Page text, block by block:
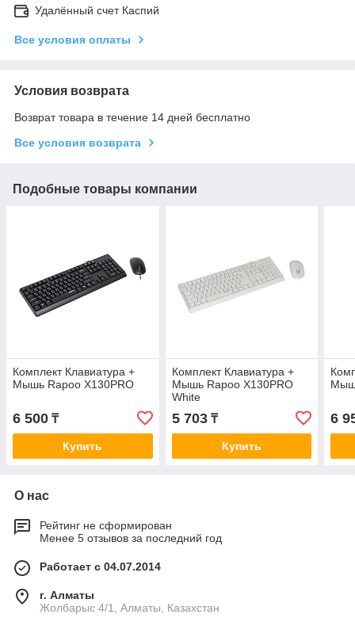
Удалённый счет Каспий
Все условия оплаты
Условия возврата
Возврат товара в течение 14 дней бесплатно
Все условия возврата
Подобные товары компании
Комплект Клавиатура +
Мышь Rapoo X130PRO
6 500 ₸
Купить
Комплект Клавиатура +
Мышь Rapoo X130PRO
White
5 703₸
Купить
6
О нас
Рейтинг не сформирован
Менее 5 отзывов за последний год
Работает с 04.07.2014
г. Алматы
Жолбарыс 4/1, Алматы, Казахстан